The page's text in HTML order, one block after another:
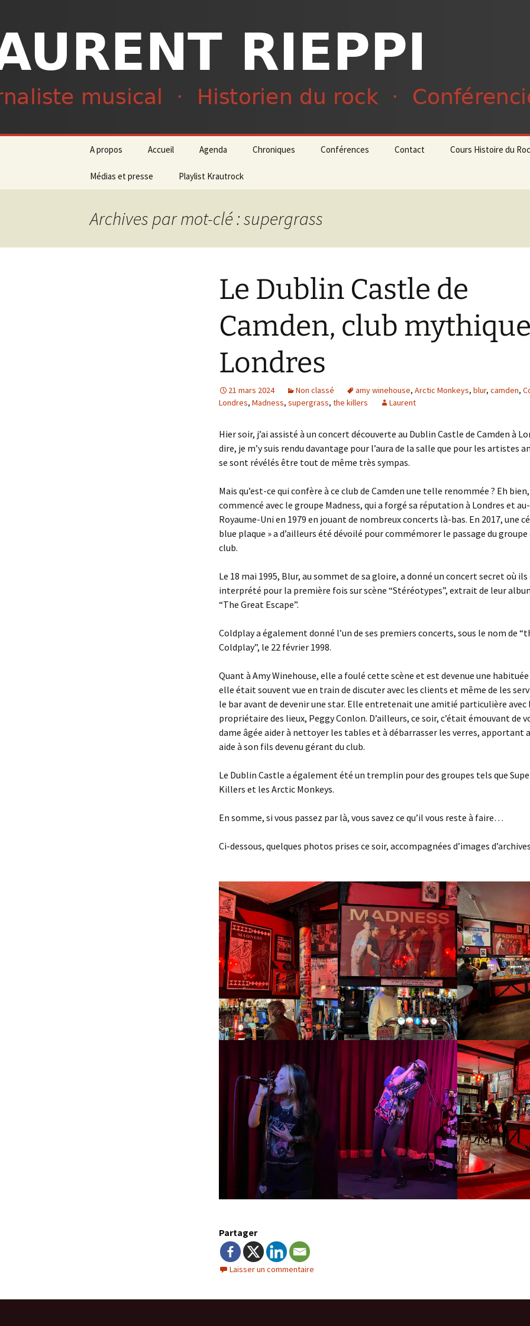
Laurent Rieppi
contenu
A propos Accueil Agenda Chroniques Conférences Contact Cours Histoire du
Médias et presse Playlist Krautrock
Archives par mot-clé : supergrass
Le Dublin Castle de
Camden, club
Londres
21 mars 2024 Non classé amy winehouse, Arctic Monkeys, blur, camden,
Londres, Madness, supergrass, the killers Laurent
Hier soir, j’ai assisté à un concert découverte au Dublin Castle de Camden à
dire, je m’y suis rendu davantage pour l’aura de la salle que pour les artistes
se sont révélés être tout de même très sympas.
Mais qu’est-ce qui confère à ce club de Camden une telle renommée ? Eh
commencé avec le groupe Madness, qui a forgé sa réputation à Londres et
Royaume-Uni en 1979 en jouant de nombreux concerts là-bas. En 2017, une
blue plaque » a d’ailleurs été dévoilé pour commémorer le passage du groupe
club.
Le 18 mai 1995, Blur, au sommet de sa gloire, a donné un concert secret où
interprété pour la première fois sur scène “Stéréotypes”, extrait de leur
“The Great Escape”.
Coldplay a également donné l’un de ses premiers concerts, sous le nom de
Coldplay”, le 22 février 1998.
Quant à Amy Winehouse, elle a foulé cette scène et est devenue une habituée
elle était souvent vue en train de discuter avec les clients et même de les
le bar avant de devenir une star. Elle entretenait une amitié particulière avec
propriétaire des lieux, Peggy Conlon. D’ailleurs, ce soir, c’était émouvant de
dame âgée aider à nettoyer les tables et à débarrasser les verres, apportant
aide à son fils devenu gérant du club.
Le Dublin Castle a également été un tremplin pour des groupes tels que
Killers et les Arctic Monkeys.
En somme, si vous passez par là, vous savez ce qu’il vous reste à faire…
Ci-dessous, quelques photos prises ce soir, accompagnées d’images
Partager
Laisser un commentaire